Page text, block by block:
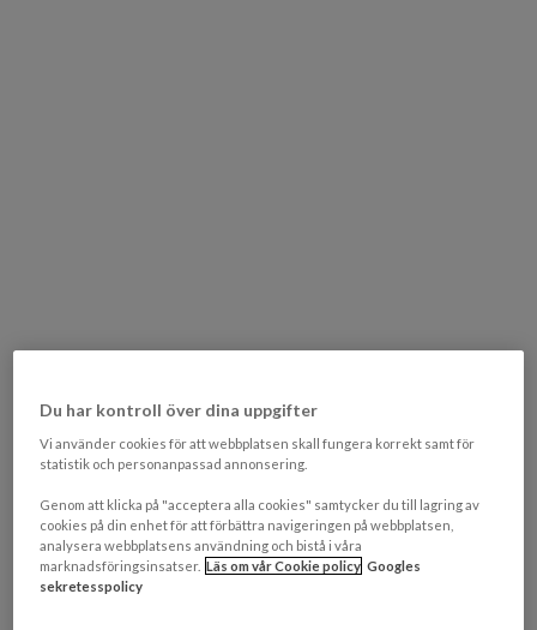
Du har kontroll över dina uppgifter
Vi använder cookies för att webbplatsen skall fungera korrekt samt för
statistik och personanpassad annonsering.
Genom att klicka på "acceptera alla cookies" samtycker du till lagring av
cookies på din enhet för att förbättra navigeringen på webbplatsen,
analysera webbplatsens användning och bistå i våra
marknadsföringsinsatser. Läs om vår Cookie policy Googles
sekretesspolicy